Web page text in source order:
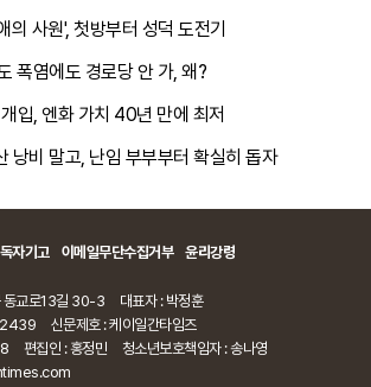
의 사원', 첫방부터 성덕 도전기
폭염에도 경로당 안 가, 왜?
입, 엔화 가치 40년 만에 최저
낭비 말고, 난임 부부부터 확실히 돕자
독자기고 이메일무단수집거부 윤리강령
동교로13길 30-3
대표자 : 박정훈
신문제호 : 케이일간타임즈
편집인 : 홍정민
청소년보호책임자 : 송나영